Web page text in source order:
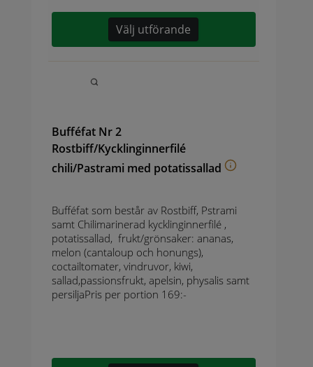
Välj utförande
Bufféfat Nr 2
Rostbiff/Kycklinginnerfilé
chili/Pastrami med potatissallad
Bufféfat som består av Rostbiff, Pstrami
samt Chilimarinerad kycklinginnerfilé ,
potatissallad, frukt/grönsaker: ananas,
melon (cantaloup och honungs),
coctailtomater, vindruvor, kiwi,
sallad,passionsfrukt, apelsin, physalis samt
persiljaPris per portion 169:-